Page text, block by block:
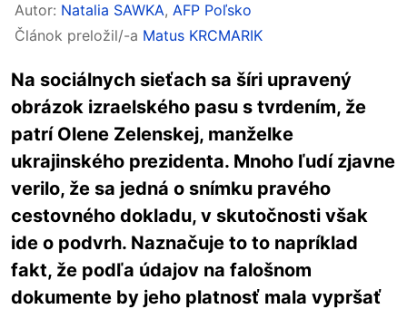
Autor: Natalia SAWKA, AFP Poľsko
Článok preložil/-a Matus KRCMARIK
Na sociálnych sieťach sa šíri upravený
obrázok izraelského pasu s tvrdením, že
patrí Olene Zelenskej, manželke
ukrajinského prezidenta. Mnoho ľudí zjavne
verilo, že sa jedná o snímku pravého
cestovného dokladu, v skutočnosti však
ide o podvrh. Naznačuje to to napríklad
fakt, že podľa údajov na falošnom
dokumente by jeho platnosť mala vypršať